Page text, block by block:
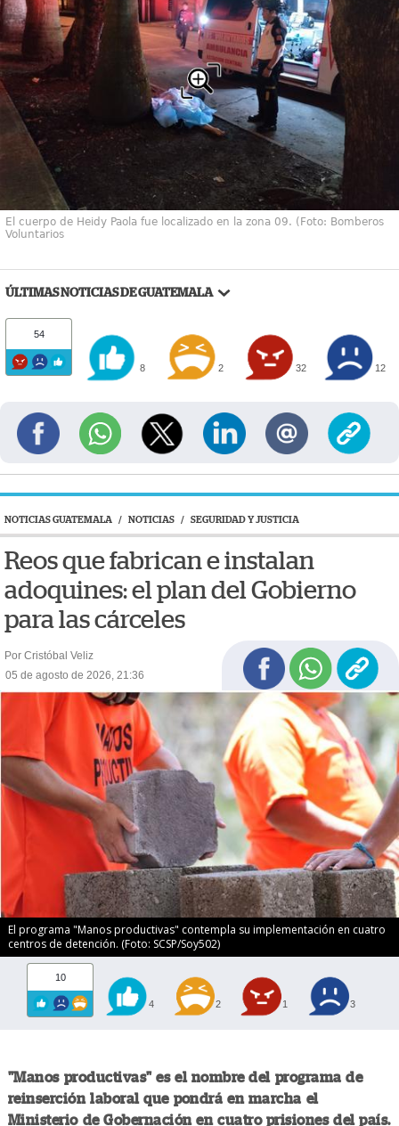
El cuerpo de Heidy Paola fue localizado en la zona 09. (Foto: Bomberos
Voluntarios
ÚLTIMAS NOTICIAS DE GUATEMALA
54
8 2 32 12
NOTICIAS GUATEMALA / NOTICIAS / SEGURIDAD Y JUSTICIA
Reos que fabrican e instalan
adoquines: el plan del Gobierno
para las cárceles
Por Cristóbal Veliz
05 de agosto de 2026, 21:36
El programa "Manos productivas" contempla su implementación en cuatro
centros de detención. (Foto: SCSP/Soy502)
10
4 2 1 3
"Manos productivas" es el nombre del programa de
reinserción laboral que pondrá en marcha el
Ministerio de Gobernación en cuatro prisiones del país.